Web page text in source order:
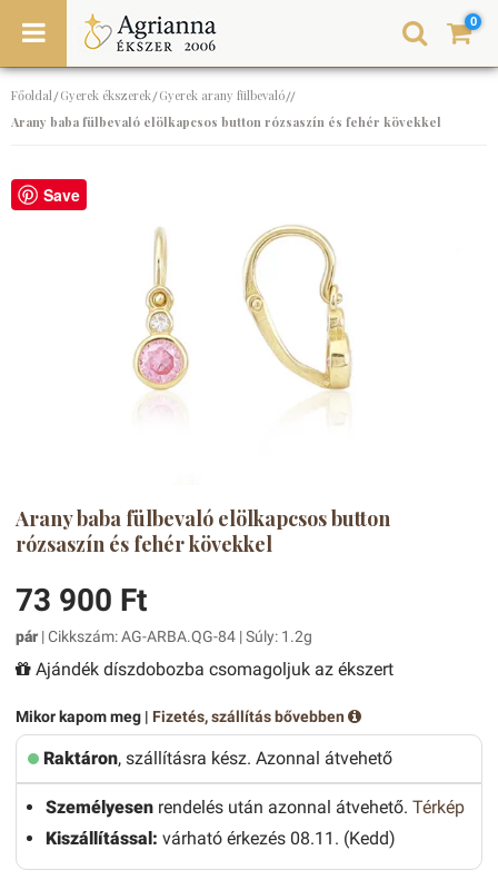
0
Főoldal/Gyerek ékszerek/Gyerek arany fülbevaló//
Arany baba fülbevaló elölkapcsos button rózsaszín és fehér kövekkel
Save
Arany baba fülbevaló elölkapcsos button
rózsaszín és fehér kövekkel
73 900 Ft
pár | Cikkszám: AG-ARBA.QG-84 | Súly: 1.2g
Ajándék díszdobozba csomagoljuk az ékszert
Mikor kapom meg | Fizetés, szállítás bővebben
Raktáron, szállításra kész. Azonnal átvehető
Személyesen rendelés után azonnal átvehető. Térkép
Kiszállítással: várható érkezés 08.11. (Kedd)